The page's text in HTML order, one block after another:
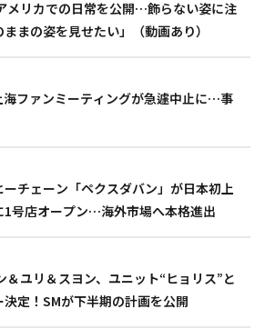
メリカでの日常を公開…飾らない姿に注
まの姿を見せたい」（動画あり）
海ファンミーティングが急遽中止に…事
チェーン「ペクスダバン」が日本初上
1号店オープン…海外市場へ本格進出
＆ユリ＆スヨン、ユニット“ヒョリス”と
決定！SMが下半期の計画を公開